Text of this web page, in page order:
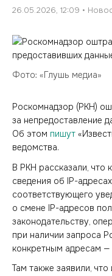
26.05.2026, 12:09
Фото: «Глушь медиа»
Роскомнадзор (РКН)
за непредоставление
Об этом пишут
ведомства.
В РКН рассказали, что
сведения об IP-
соответствующего
о смене IP-адресов
законодательству,
при наличии запроса
конкретным адресам —
Там также заявили,